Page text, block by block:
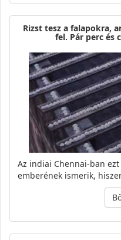
Rizst tesz a falapokra,
fel. Pár perc és
Az indiai Chennai-ban
emberének ismerik,